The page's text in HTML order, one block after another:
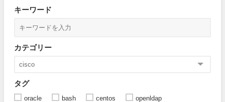
キーワード
カテゴリー
タグ
oracle bash centos
openldap